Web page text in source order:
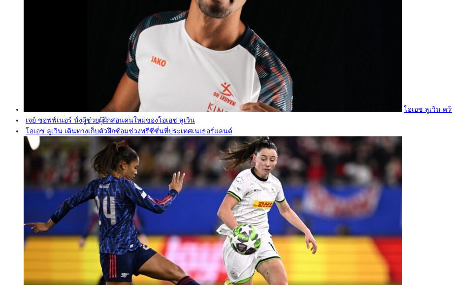
โอเอช ลูเวิน ค
เจย์ ชอฟฟ์เนอร์ นั่งผู้ช่วยผู้ฝึกสอนคนใหม่ของโอเอช ลูเวิน
โอเอช ลูเวิน เดินทางเก็บตัวฝึกซ้อมช่วงพรีซีซั่นที่ประเทศเนเธอร์แลนด์